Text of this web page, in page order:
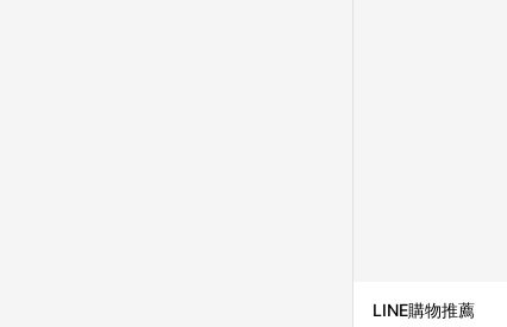
LINE購物推薦